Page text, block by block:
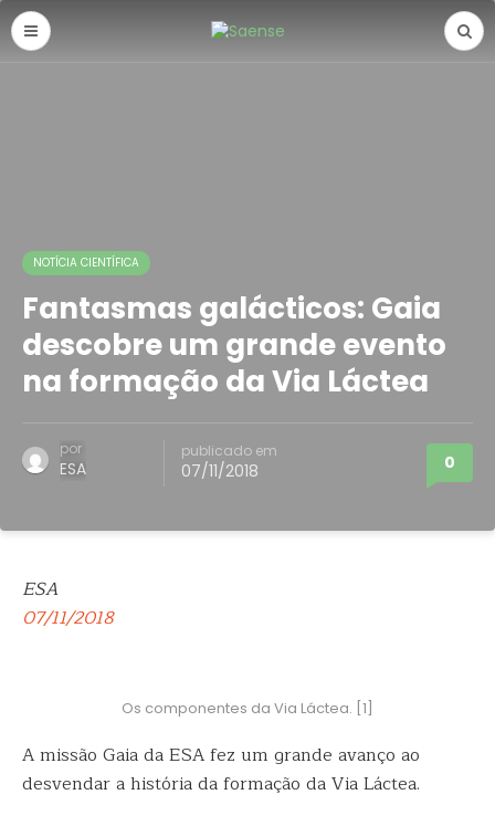
NOTÍCIA CIENTÍFICA
Fantasmas galácticos: Gaia
descobre um grande evento
na formação da Via Láctea
por
ESA
publicado em
07/11/2018 0
ESA
07/11/2018
Os componentes da Via Láctea. [1]
A missão Gaia da ESA fez um grande avanço ao
desvendar a história da formação da Via Láctea.